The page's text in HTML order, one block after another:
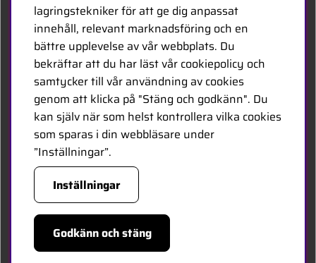
Bli återförsäljare
Bli leverantör
Jobba hos oss
FÖLJ OSS
Facebook
HANDLA TRYGGT
lagringstekniker för att ge dig anpassat
innehåll, relevant marknadsföring och en
bättre upplevelse av vår webbplats. Du
bekräftar att du har läst vår cookiepolicy och
samtycker till vår användning av cookies
genom att klicka på "Stäng och godkänn". Du
kan själv när som helst kontrollera vilka cookies
som sparas i din webbläsare under
”Inställningar”.
Inställningar
Godkänn och stäng